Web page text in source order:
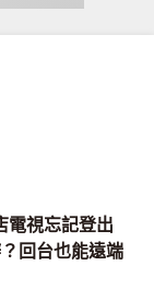
電視忘記登出
回台也能遠端